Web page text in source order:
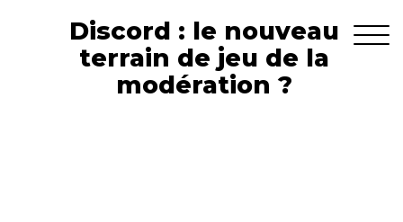
Discord : le nouveau
terrain de jeu de la
modération ?